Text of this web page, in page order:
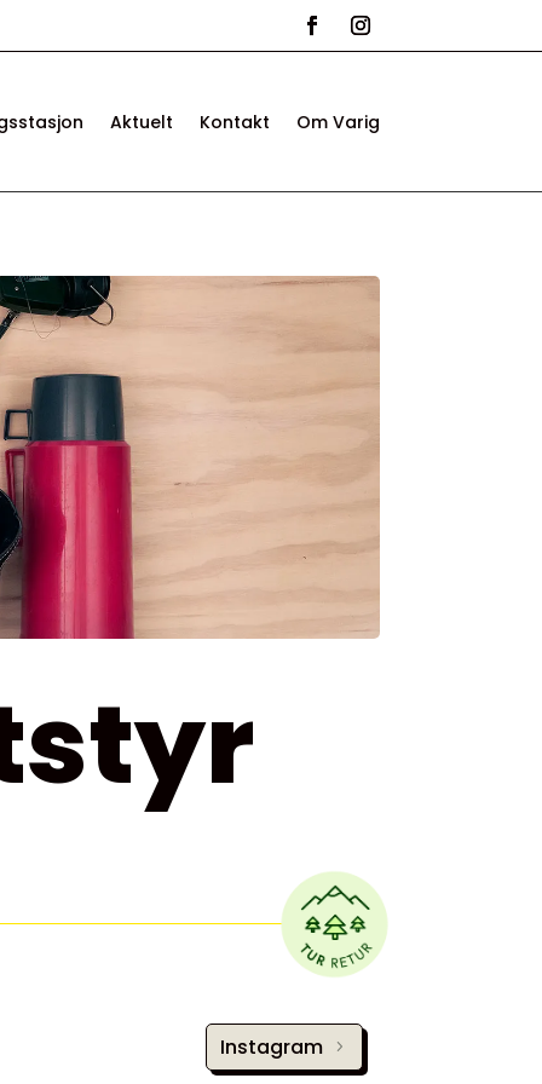
Aktuelt Kontakt Om Varig
Instagram